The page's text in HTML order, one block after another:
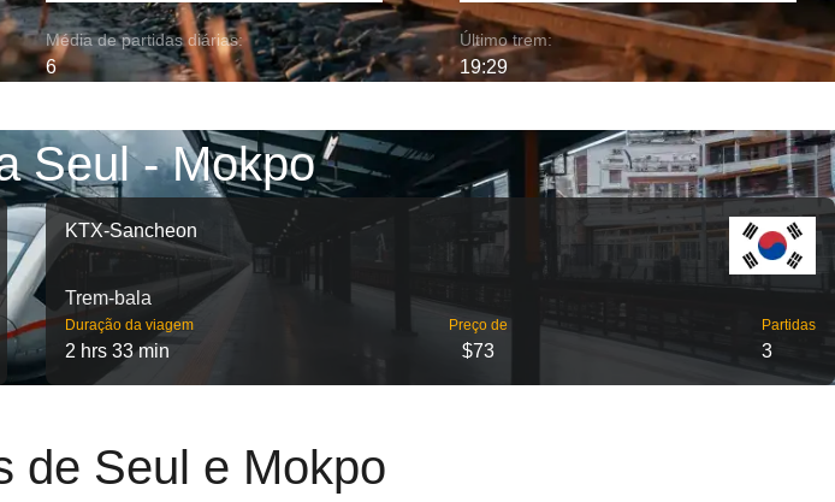
Média de partidas diárias:
6
Último trem:
19:29
Seul - Mokpo
KTX-Sancheon
Trem-bala
Duração da viagem
2 hrs 33 min
Preço de
$73
Partidas
3
de Seul e Mokpo